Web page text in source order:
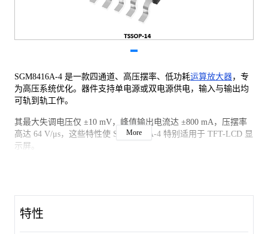
SGM8416A-4 是一款四通道、高压摆率、低功耗运算放大器，专
为高压系统优化。器件支持单电源或双电源供电，输入与输出均
可轨到轨工作。
其最大失调电压仅 ±10 mV，峰值输出电流达 ±800 mA，压摆率
高达 64 V/μs，这些特性使 SGM8416A-4 特别适用于 TFT-LCD 显
示屏。
More
特性